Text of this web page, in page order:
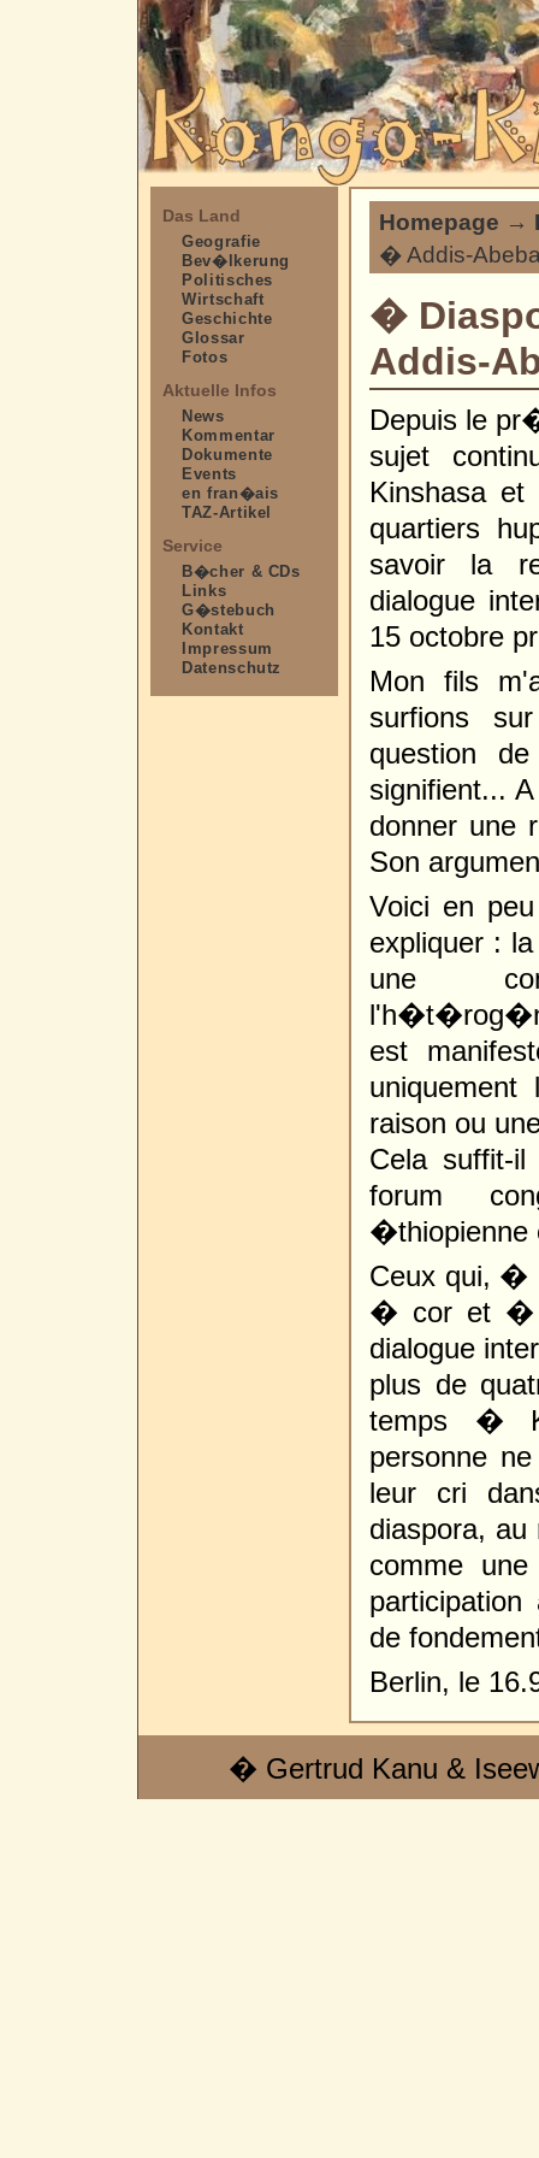
Das Land
Geografie
Bev�lkerung
Politisches
Wirtschaft
Geschichte
Glossar
Fotos
Aktuelle Infos
News
Kommentar
Dokumente
Events
en fran�ais
TAZ-Artikel
Service
B�cher & CDs
Links
G�stebuch
Kontakt
Impressum
Datenschutz
Homepage →
� Addis-
�
Addis-
Depuis le
sujet
Kinshasa
quartiers
savoir la
dialogue
15 octobre
Mon fils
surfions
question
signifient...
donner une
Son
Voici en
expliquer :
une
est
raison ou
Cela suffit-
forum
�thiopienne
Ceux qui, �
� cor et �
dialogue
plus de
temps �
personne
leur cri
diaspora, au
comme
de
Berlin, le
� Gertrud Kanu &